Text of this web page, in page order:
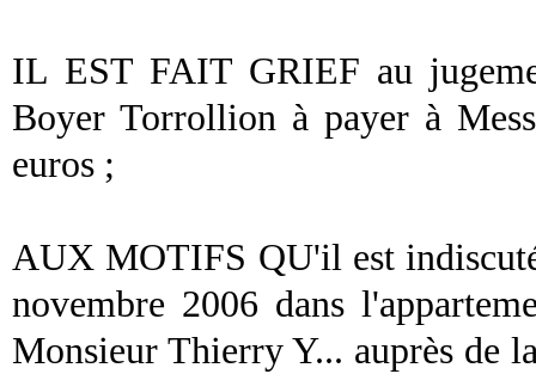
IL EST FAIT GRIEF au
Boyer Torrollion à payer à
euros ;
AUX MOTIFS QU'il est
novembre 2006 dans
Monsieur Thierry Y... auprès de